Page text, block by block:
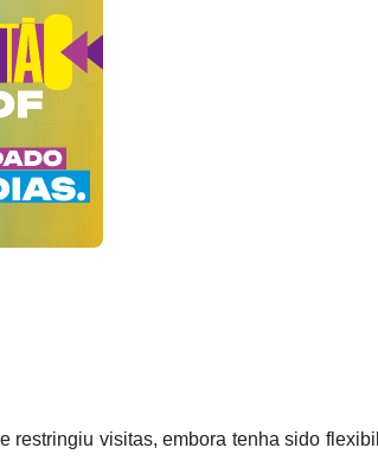
restringiu visitas, embora tenha sido